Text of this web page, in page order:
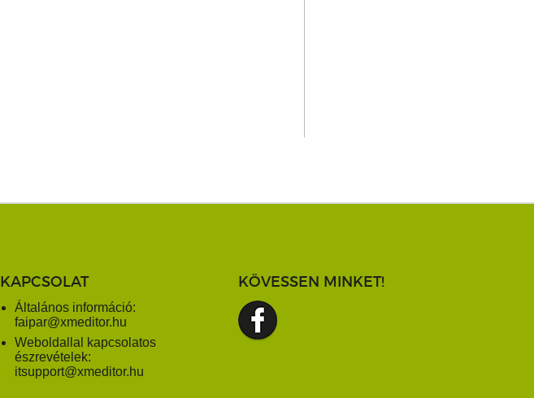
KAPCSOLAT
Általános információ:
faipar@xmeditor.hu
Weboldallal kapcsolatos
észrevételek:
itsupport@xmeditor.hu
KÖVESSEN MINKET!